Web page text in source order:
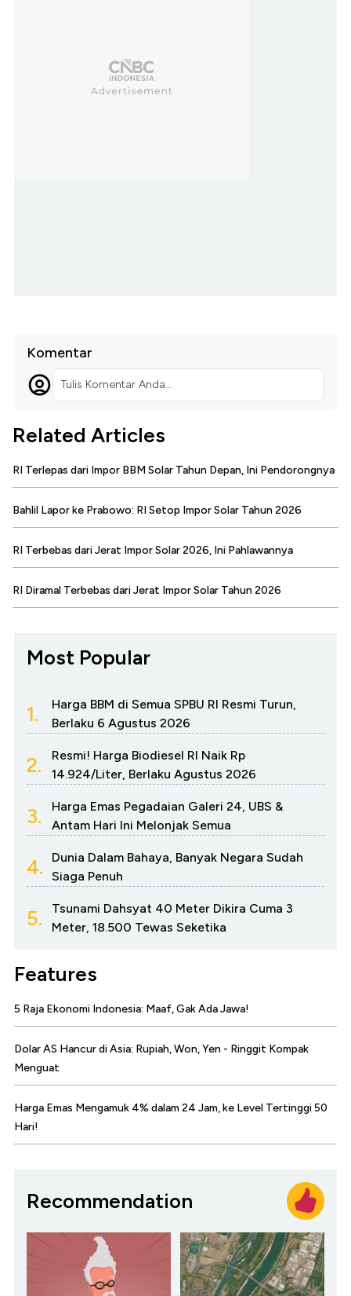
Komentar
Tulis Komentar Anda...
Related Articles
RI Terlepas dari Impor BBM Solar Tahun Depan, Ini Pendorongnya
Bahlil Lapor ke Prabowo: RI Setop Impor Solar Tahun 2026
RI Terbebas dari Jerat Impor Solar 2026, Ini Pahlawannya
RI Diramal Terbebas dari Jerat Impor Solar Tahun 2026
Most Popular
1.
Harga BBM di Semua SPBU RI Resmi Turun,
Berlaku 6 Agustus 2026
2.
Resmi! Harga Biodiesel RI Naik Rp
14.924/Liter, Berlaku Agustus 2026
3.
Harga Emas Pegadaian Galeri 24, UBS &
Antam Hari Ini Melonjak Semua
4.
Dunia Dalam Bahaya, Banyak Negara Sudah
Siaga Penuh
5.
Tsunami Dahsyat 40 Meter Dikira Cuma 3
Meter, 18.500 Tewas Seketika
Features
5 Raja Ekonomi Indonesia: Maaf, Gak Ada Jawa!
Dolar AS Hancur di Asia: Rupiah, Won, Yen - Ringgit Kompak
Menguat
Harga Emas Mengamuk 4% dalam 24 Jam, ke Level Tertinggi 50
Hari!
Recommendation